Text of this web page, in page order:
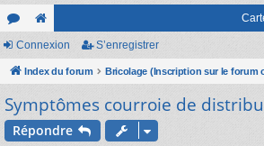
or
u
m
e
sit
e
Connexion S’enregistrer
Index du forum Bricolage (Inscription sur le forum
Symptômes courroie de
Répondre